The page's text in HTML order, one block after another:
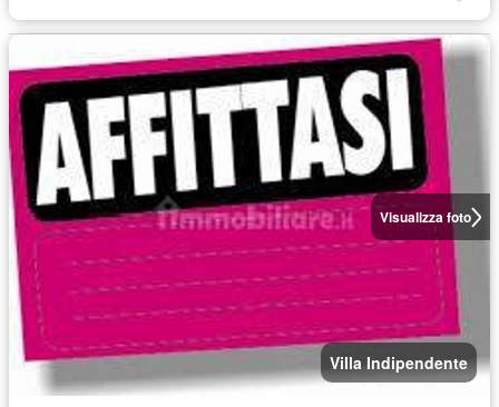
Visualizza foto
Villa Indipendente